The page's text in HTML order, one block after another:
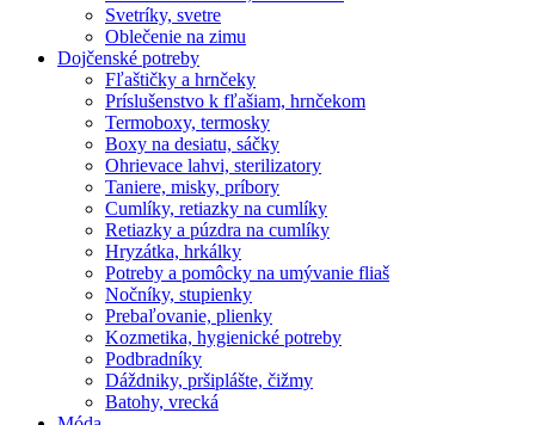
Svetríky, svetre
Oblečenie na zimu
Dojčenské potreby
Fľaštičky a hrnčeky
Príslušenstvo k fľašiam, hrnčekom
Termoboxy, termosky
Boxy na desiatu, sáčky
Ohrievace lahvi, sterilizatory
Taniere, misky, príbory
Cumlíky, retiazky na cumlíky
Retiazky a púzdra na cumlíky
Hryzátka, hrkálky
Potreby a pomôcky na umývanie fliaš
Nočníky, stupienky
Prebaľovanie, plienky
Kozmetika, hygienické potreby
Podbradníky
Dáždniky, pršiplášte, čižmy
Batohy, vrecká